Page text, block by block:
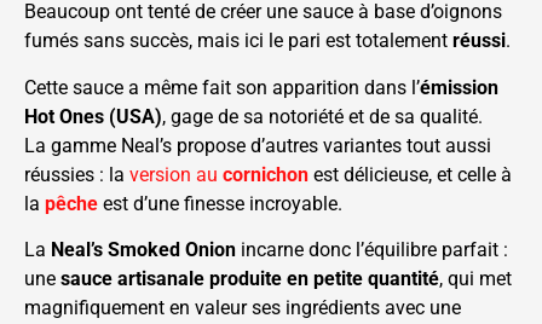
Beaucoup ont tenté de créer une sauce à base d’oignons
fumés sans succès, mais ici le pari est totalement réussi.
Cette sauce a même fait son apparition dans l’émission
Hot Ones (USA), gage de sa notoriété et de sa qualité.
La gamme Neal’s propose d’autres variantes tout aussi
réussies : la version au cornichon est délicieuse, et celle à
la pêche est d’une finesse incroyable.
La Neal’s Smoked Onion incarne donc l’équilibre parfait :
une sauce artisanale produite en petite quantité, qui met
magnifiquement en valeur ses ingrédients avec une